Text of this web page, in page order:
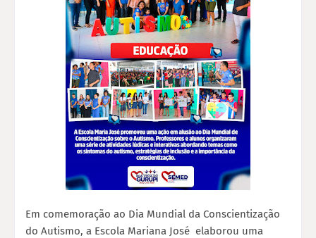
Em comemoração ao Dia Mundial da Conscientização
do Autismo, a Escola Mariana José elaborou uma